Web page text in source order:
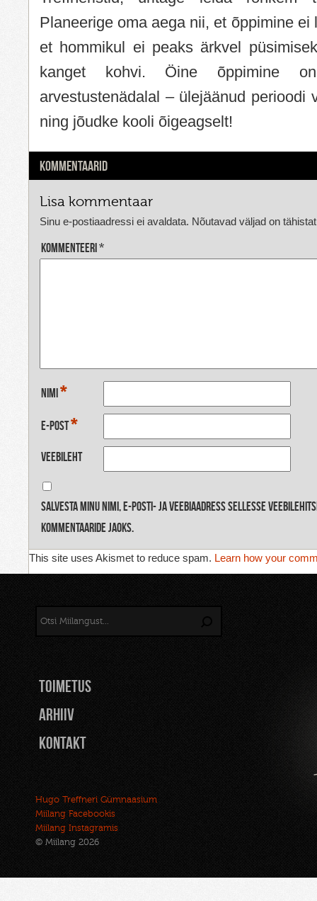
Planeerige oma aega nii, et õppimine ei
et hommikul ei peaks ärkvel
kanget kohvi. Öine õppimine
arvestustenädalal – ülejäänud perioodi
ning jõudke kooli õigeagselt!
KOMMENTAARID
Lisa kommentaar
Sinu e-postiaadressi ei avaldata. Nõutavad väljad on
Kommenteeri*
Nimi*
E-post*
Veebileht
Salvesta minu nimi, e-posti- ja veebiaadress sellesse
kommentaaride jaoks.
This site uses Akismet to reduce spam. Learn how your
TOIMETUS
Arhiiv
Kontakt
Hugo Treffneri Gümnaasium
Miilang Facebookis
Miilang Instagramis
© Miilang 2026